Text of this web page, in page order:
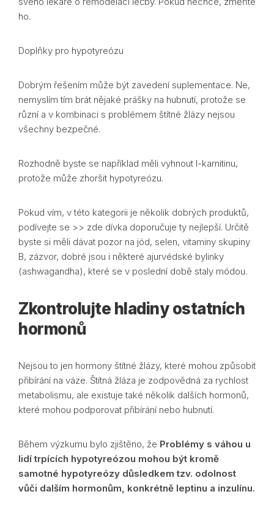
ho.
Doplňky pro hypotyreózu
Dobrým řešením může být zavedení suplementace. Ne,
nemyslím tím brát nějaké prášky na hubnutí, protože se
různí a v kombinaci s problémem štítné žlázy nejsou
všechny bezpečné.
Rozhodně byste se například měli vyhnout l-karnitinu,
protože může zhoršit hypotyreózu.
Pokud vím, v této kategorii je několik dobrých produktů,
podívejte se >> zde dívka doporučuje ty nejlepší. Určitě
byste si měli dávat pozor na jód, selen, vitaminy skupiny
B, zázvor, dobré jsou i některé ajurvédské bylinky
(ashwagandha), které se v poslední době staly módou.
Zkontrolujte hladiny ostatních
hormonů
Nejsou to jen hormony štítné žlázy, které mohou způsobit
přibírání na váze. Štítná žláza je zodpovědná za rychlost
metabolismu, ale existuje také několik dalších hormonů,
které mohou podporovat přibírání nebo hubnutí.
Během výzkumu bylo zjištěno, že Problémy s váhou u
lidí trpících hypotyreózou mohou být kromě
samotné hypotyreózy důsledkem tzv. odolnost
vůči dalším hormonům, konkrétně leptinu a inzulínu.